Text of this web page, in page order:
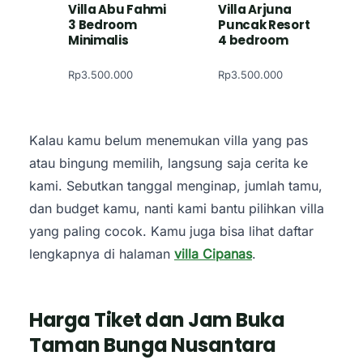
Villa Abu Fahmi
3 Bedroom
Minimalis
Rp3.500.000
Villa Arjuna
Puncak Resort
4 bedroom
Rp3.500.000
Kalau kamu belum menemukan villa yang pas
atau bingung memilih, langsung saja cerita ke
kami. Sebutkan tanggal menginap, jumlah tamu,
dan budget kamu, nanti kami bantu pilihkan villa
yang paling cocok. Kamu juga bisa lihat daftar
lengkapnya di halaman villa Cipanas.
Harga Tiket dan Jam Buka
Taman Bunga Nusantara